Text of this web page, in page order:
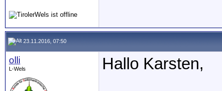
23.11.2016, 07:50
olli
L-Wels Hallo Karsten,